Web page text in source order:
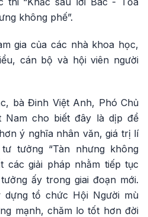
không phế”.
gia của các nhà khoa học,
cán bộ và hội viên người
bà Đinh Việt Anh, Phó Chủ
Nam cho biết đây là dịp để
ý nghĩa nhân văn, giá trị lí
tưởng “Tàn nhưng không
các giải pháp nhằm tiếp tục
ấy trong giai đoạn mới.
dựng tổ chức Hội Người mù
mạnh, chăm lo tốt hơn đời